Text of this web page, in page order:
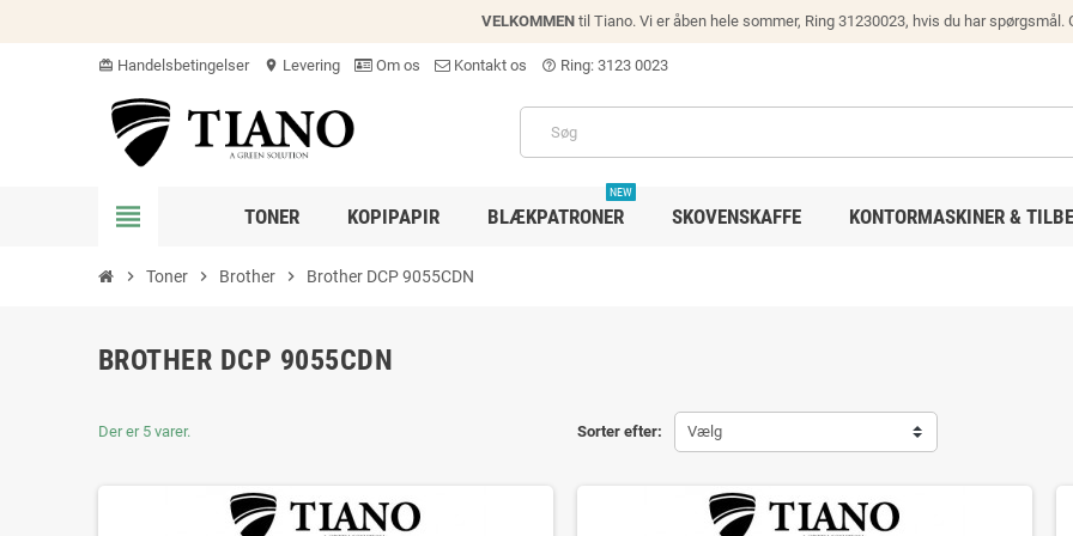
VELKOMMEN til Tiano. Vi er åben hele sommer, Ring 31230023, hvis du har spørgsmål.
card_giftcard Handelsbetingelser location_on Levering Om os Kontakt os help_outline Ring: 3123 0023
view_headline TONER KOPIPAPIR BLÆKPATRONER
NEW
SKOVENSKAFFE KONTORMASKINER &
chevron_right Toner chevron_right Brother chevron_right Brother DCP 9055CDN
BROTHER DCP 9055CDN
Sorter efter: Vælg
Der er 5 varer.